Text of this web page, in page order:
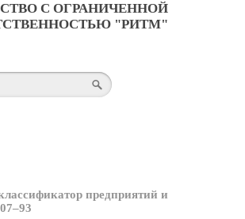
С ОГРАНИЧЕННОЙ
"РИТМ"
предприятий и